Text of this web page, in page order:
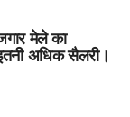
मेले का
अधिक सैलरी।